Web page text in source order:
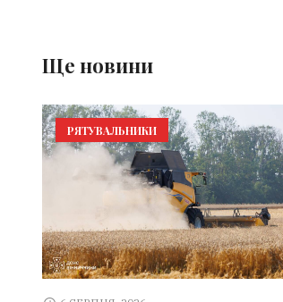
Ще новини
РЯТУВАЛЬНИКИ